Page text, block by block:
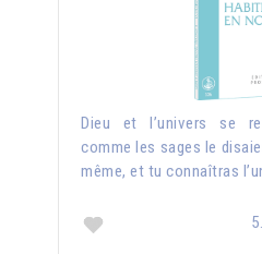
Dieu et l’univers se
comme les sages le
même, et tu connaîtras